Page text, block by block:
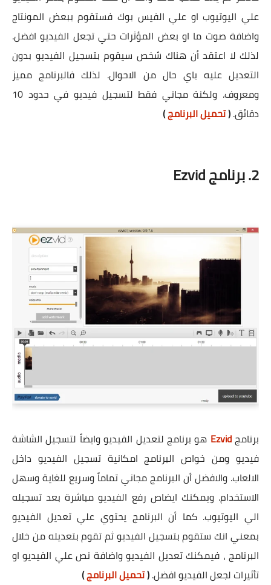
علي اليوتيوب او علي الفيس بوك فستقوم ببعض المونتاج
واضافة صوت ما او بعض المؤثرات حتي تجعل الفيديو افضل.
لذلك لا اعتقد أن هناك شخص سيقوم بتسجيل الفيديو بدون
التعديل عليه باي حال من الاحوال. لذلك فالبرنامج مميز
ومعروف. ولكنة مجاني فقط لتسجيل فيديو في حدود 10
دقائق.(تحميل البرنامج)
2. برنامج Ezvid
برنامجEzvid هو برنامج لتعديل الفيديو وايضاً لتسجيل الشاشة
فيديو ومن خواص البرنامج امكانية تسجيل الفيديو داخل
الالعاب. والافضل أن البرنامج مجاني تماماً وسريع للغاية وسهل
الاستخدام. ويمكنك ايضاص رفع الفيديو مباشرة بعد تسجيله
الي اليوتيوب. كما أن البرنامج يحتوي علي تعديل الفيديو
بمعني انك ستقوم بتسجيل الفيديو ثم تقوم بتعديله من خلال
البرنامج ، فيمكنك تعديل الفيديو واضافة نص علي الفيديو او
تأثيرات لجعل الفيديو افضل.(تحميل البرنامج)